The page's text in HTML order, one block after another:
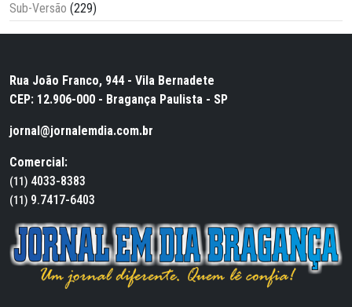
Sub-Versão (229)
Rua João Franco, 944 - Vila Bernadete
CEP: 12.906-000 - Bragança Paulista - SP
jornal@jornalemdia.com.br
Comercial:
(11) 4033-8383
(11) 9.7417-6403